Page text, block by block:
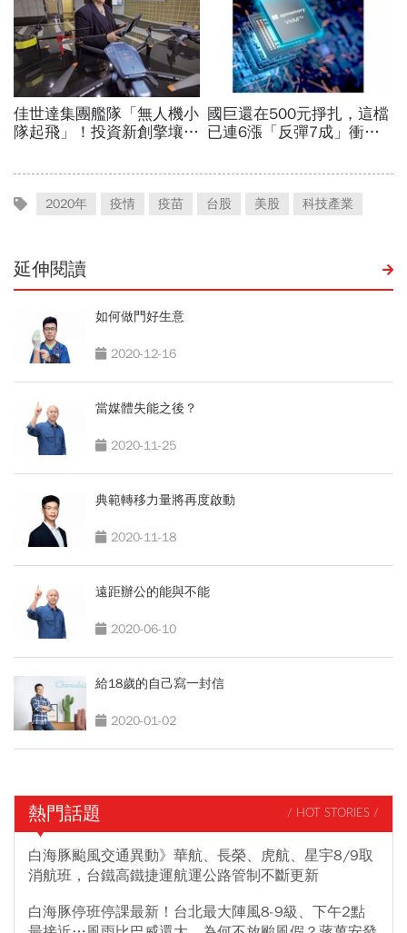
2020年 疫情 疫苗 台股 美股 科技產業
延伸閱讀
如何做門好生意
2020-12-16
當媒體失能之後？
2020-11-25
典範轉移力量將再度啟動
2020-11-18
遠距辦公的能與不能
2020-06-10
給18歲的自己寫一封信
2020-01-02
熱門話題 / HOT STORIES /
白海豚颱風交通異動》華航、長榮、虎航、星宇8/9取
消航班，台鐵高鐵捷運航運公路管制不斷更新
白海豚停班停課最新！台北最大陣風8-9級、下午2點